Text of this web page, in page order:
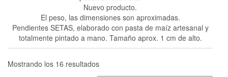
Nuevo producto.
El peso, las dimensiones son aproximadas.
Pendientes SETAS, elaborado con pasta de maíz artesanal y
totalmente pintado a mano. Tamaño aprox. 1 cm de alto.
Mostrando los 16 resultados